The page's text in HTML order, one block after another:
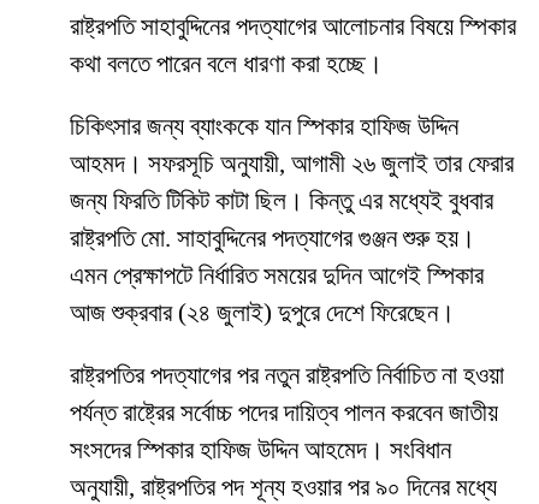
রাষ্ট্রপতি সাহাবুদ্দিনের পদত্যাগের আলোচনার বিষয়ে স্পিকার
কথা বলতে পারেন বলে ধারণা করা হচ্ছে।
চিকিৎসার জন্য ব্যাংককে যান স্পিকার হাফিজ উদ্দিন
আহমদ। সফরসূচি অনুযায়ী, আগামী ২৬ জুলাই তার ফেরার
জন্য ফিরতি টিকিট কাটা ছিল। কিন্তু এর মধ্যেই বুধবার
রাষ্ট্রপতি মো. সাহাবুদ্দিনের পদত্যাগের গুঞ্জন শুরু হয়।
এমন প্রেক্ষাপটে নির্ধারিত সময়ের দুদিন আগেই স্পিকার
আজ শুক্রবার (২৪ জুলাই) দুপুরে দেশে ফিরেছেন।
রাষ্ট্রপতির পদত্যাগের পর নতুন রাষ্ট্রপতি নির্বাচিত না হওয়া
পর্যন্ত রাষ্ট্রের সর্বোচ্চ পদের দায়িত্ব পালন করবেন জাতীয়
সংসদের স্পিকার হাফিজ উদ্দিন আহমেদ। সংবিধান
অনুযায়ী, রাষ্ট্রপতির পদ শূন্য হওয়ার পর ৯০ দিনের মধ্যে